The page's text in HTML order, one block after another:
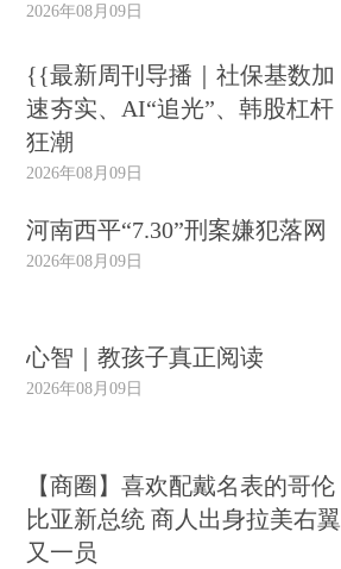
2026年08月09日
{{最新周刊导播｜社保基数加
速夯实、AI“追光”、韩股杠杆
狂潮
2026年08月09日
河南西平“7.30”刑案嫌犯落网
2026年08月09日
心智｜教孩子真正阅读
2026年08月09日
【商圈】喜欢配戴名表的哥伦
比亚新总统 商人出身拉美右翼
又一员